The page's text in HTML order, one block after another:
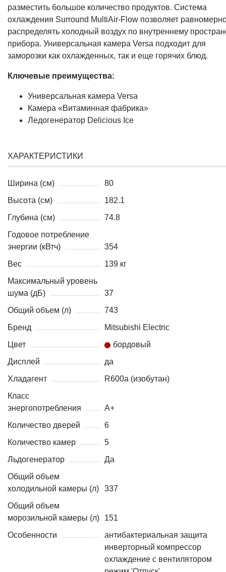
разместить большое количество продуктов. Система
охлаждения Surrоuпd МultiАir-Flоw позволяет
распределять холодный воздух по внутреннему
прибора. Универсальная камера Versa подходит для
заморозки как охлажденных, так и еще горячих блюд.
Ключевые преимущества:
Универсальная камера Versa
Камера «Витаминная фабрика»
Ледогенератор Delicious Ice
ХАРАКТЕРИСТИКИ
Ширина (см)
80
Высота (см)
182.1
Глубина (см)
74.8
Годовое потребление
энергии (кВтч)
354
Вес
139 кг
Максимальный уровень
шума (дБ)
37
Общий объем (л)
743
Бренд
Mitsubishi Electric
Цвет
бордовый
Дисплей
да
Хладагент
R600a (изобутан)
Класс
энергопотребления
A+
Количество дверей
6
Количество камер
5
Льдогенератор
Да
Общий объем
холодильной камеры (л)
337
Общий объем
морозильной камеры (л)
151
Особенности
антибактериальная защита
инверторный компрессор
охлаждение с вентилятором